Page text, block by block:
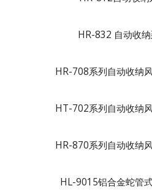
HR-832 自动收
HR-708系列自动收纳
HT-702系列自动收纳
HR-870系列自动收纳
HL-9015铝合金蛇管